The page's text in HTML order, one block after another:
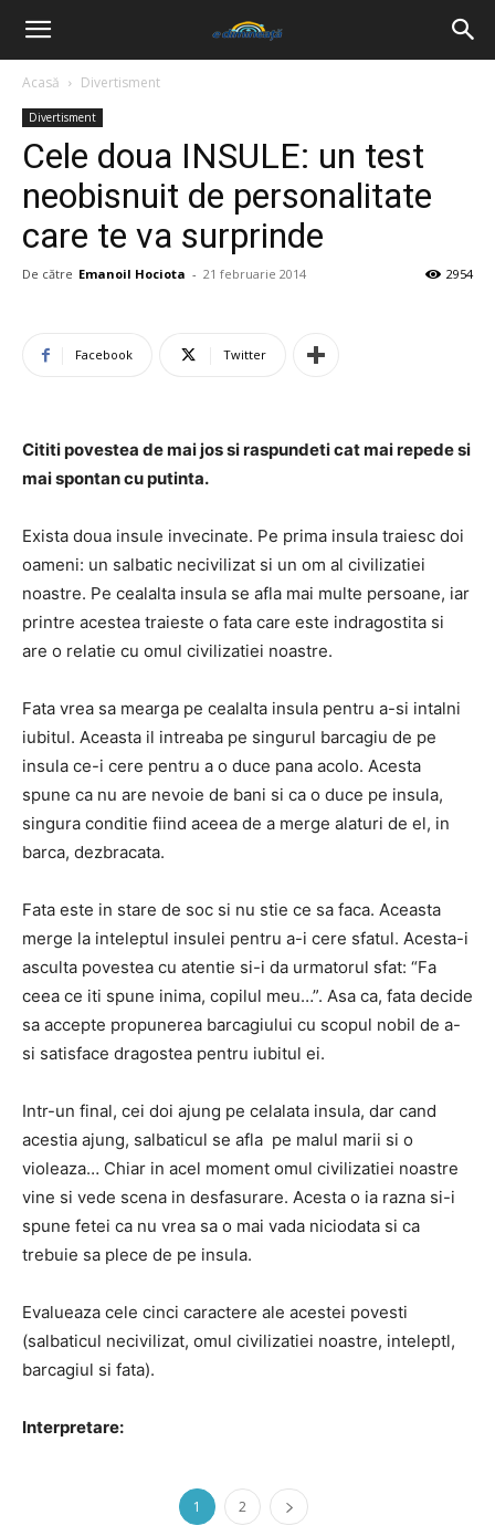
Acasă Divertisment
Divertisment
Cele doua INSULE: un test
neobisnuit de personalitate
care te va surprinde
De către Emanoil Hociota - 21 februarie 2014 2954
Facebook Twitter
Cititi povestea de mai jos si raspundeti cat mai repede si
mai spontan cu putinta.
Exista doua insule invecinate. Pe prima insula traiesc doi
oameni: un salbatic necivilizat si un om al civilizatiei
noastre. Pe cealalta insula se afla mai multe persoane, iar
printre acestea traieste o fata care este indragostita si
are o relatie cu omul civilizatiei noastre.
Fata vrea sa mearga pe cealalta insula pentru a-si intalni
iubitul. Aceasta il intreaba pe singurul barcagiu de pe
insula ce-i cere pentru a o duce pana acolo. Acesta
spune ca nu are nevoie de bani si ca o duce pe insula,
singura conditie fiind aceea de a merge alaturi de el, in
barca, dezbracata.
Fata este in stare de soc si nu stie ce sa faca. Aceasta
merge la inteleptul insulei pentru a-i cere sfatul. Acesta-i
asculta povestea cu atentie si-i da urmatorul sfat: “Fa
ceea ce iti spune inima, copilul meu…”. Asa ca, fata decide
sa accepte propunerea barcagiului cu scopul nobil de a-
si satisface dragostea pentru iubitul ei.
Intr-un final, cei doi ajung pe celalata insula, dar cand
acestia ajung, salbaticul se afla pe malul marii si o
violeaza… Chiar in acel moment omul civilizatiei noastre
vine si vede scena in desfasurare. Acesta o ia razna si-i
spune fetei ca nu vrea sa o mai vada niciodata si ca
trebuie sa plece de pe insula.
Evalueaza cele cinci caractere ale acestei povesti
(salbaticul necivilizat, omul civilizatiei noastre, inteleptl,
barcagiul si fata).
Interpretare:
1 2